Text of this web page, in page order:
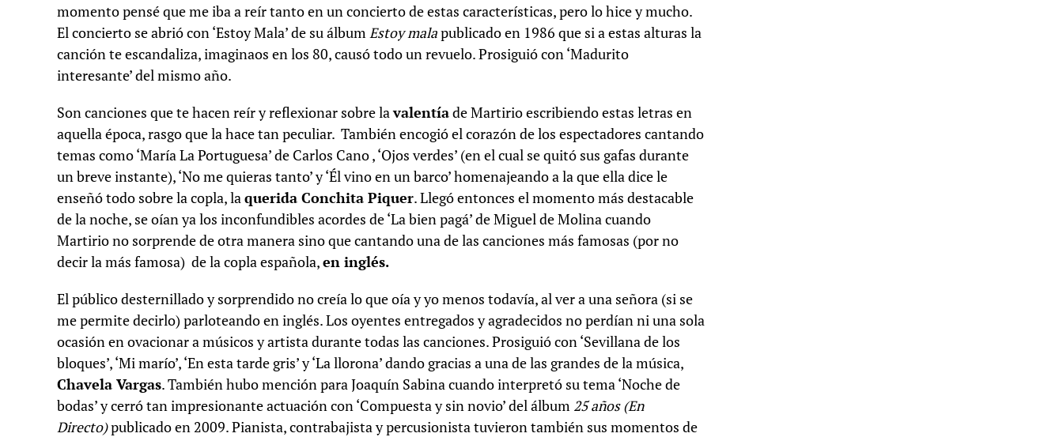
momento pensé que me iba a reír tanto en un concierto de estas características, pero lo hice y mucho.
El concierto se abrió con ‘Estoy Mala’ de su álbumEstoy malapublicado en 1986 que si a estas alturas la
canción te escandaliza, imaginaos en los 80, causó todo un revuelo. Prosiguió con ‘Madurito
interesante’ del mismo año.
Son canciones que te hacen reír y reflexionar sobre lavalentíade Martirio escribiendo estas letras en
aquella época, rasgo que la hace tan peculiar. También encogió el corazón de los espectadores cantando
temas como ‘María La Portuguesa’ de Carlos Cano , ‘Ojos verdes’ (en el cual se quitó sus gafas durante
un breve instante), ‘No me quieras tanto’ y ‘Él vino en un barco’ homenajeando a la que ella dice le
enseñó todo sobre la copla, laquerida Conchita Piquer. Llegó entonces el momento más destacable
de la noche, se oían ya los inconfundibles acordes de ‘La bien pagá’ de Miguel de Molina cuando
Martirio no sorprende de otra manera sino que cantando una de las canciones más famosas (por no
decir la más famosa) de la copla española,en inglés.
El público desternillado y sorprendido no creía lo que oía y yo menos todavía, al ver a una señora (si se
me permite decirlo) parloteando en inglés. Los oyentes entregados y agradecidos no perdían ni una sola
ocasión en ovacionar a músicos y artista durante todas las canciones. Prosiguió con ‘Sevillana de los
bloques’, ‘Mi marío’, ‘En esta tarde gris’ y ‘La llorona’ dando gracias a una de las grandes de la música,
Chavela Vargas. También hubo mención para Joaquín Sabina cuando interpretó su tema ‘Noche de
bodas’ y cerró tan impresionante actuación con ‘Compuesta y sin novio’ del álbum 25 años (En
Directo)publicado en 2009. Pianista, contrabajista y percusionista tuvieron también sus momentos de